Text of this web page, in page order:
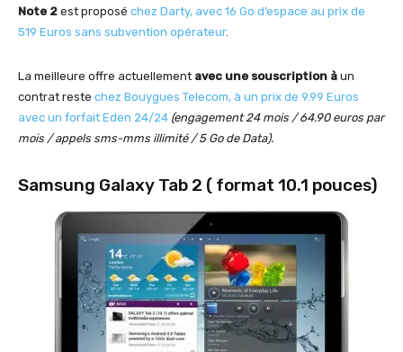
Note 2 est proposé chez Darty, avec 16 Go d’espace au prix de
519 Euros sans subvention opérateur.
La meilleure offre actuellement avec une souscription à un
contrat reste chez Bouygues Telecom, à un prix de 9.99 Euros
avec un forfait Eden 24/24 (engagement 24 mois / 64.90 euros par
mois / appels sms-mms illimité / 5 Go de Data).
Samsung Galaxy Tab 2 ( format 10.1 pouces)